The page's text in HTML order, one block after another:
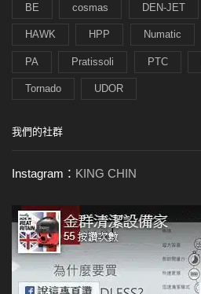
BE cosmas DEN-JET
HAWK HPP Numatic
PA Pratissoli PTC
Tornado UDOR
我們的社群
Instagram： KING CHIN